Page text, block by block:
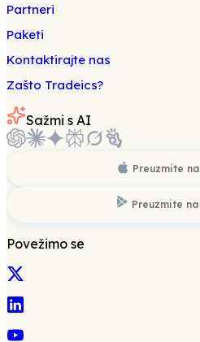
Partneri
Paketi
Kontaktirajte nas
Zašto Tradeics?
Sažmi s AI
Preuzmite na
Preuzmite na
Povežimo se